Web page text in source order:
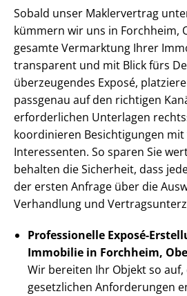
Sobald unser Maklervertrag
kümmern wir uns in Forchheim,
gesamte Vermarktung Ihrer
transparent und mit Blick fürs
überzeugendes Exposé,
passgenau auf den richtigen
erforderlichen Unterlagen
koordinieren Besichtigungen
Interessenten. So sparen Sie
behalten die Sicherheit, dass
der ersten Anfrage über die
Verhandlung und
Professionelle Exposé-
Immobilie in Forchheim,
Wir bereiten Ihr Objekt so auf,
gesetzlichen Anforderungen